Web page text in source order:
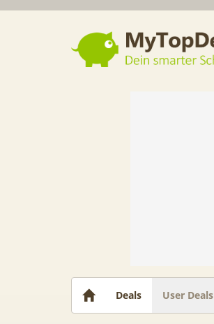
Dein smarter Schnäppchenberater
Deals User Deals